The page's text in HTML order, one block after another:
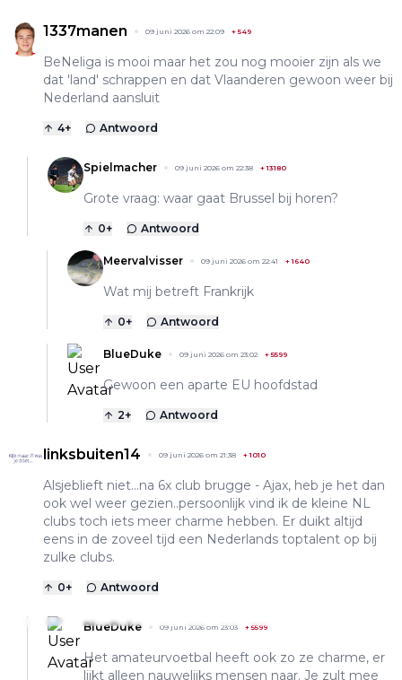
1337manen 09 juni 2026 om 22:09 +549
BeNeliga is mooi maar het zou nog mooier zijn als we
dat 'land' schrappen en dat Vlaanderen gewoon weer bij
Nederland aansluit
4+ Antwoord
Spielmacher 09 juni 2026 om 22:38 +13180
Grote vraag: waar gaat Brussel bij horen?
0+ Antwoord
Meervalvisser 09 juni 2026 om 22:41 +1640
Wat mij betreft Frankrijk
0+ Antwoord
BlueDuke 09 juni 2026 om 23:02 +5599
Gewoon een aparte EU hoofdstad
2+ Antwoord
linksbuiten14 09 juni 2026 om 21:38 +1010
Alsjeblieft niet…na 6x club brugge - Ajax, heb je het dan
ook wel weer gezien..persoonlijk vind ik de kleine NL
clubs toch iets meer charme hebben. Er duikt altijd
eens in de zoveel tijd een Nederlands toptalent op bij
zulke clubs.
0+ Antwoord
BlueDuke 09 juni 2026 om 23:03 +5599
Het amateurvoetbal heeft ook zo ze charme, er
lijkt alleen nauwelijks mensen naar. Je zult mee